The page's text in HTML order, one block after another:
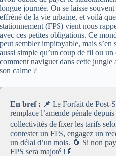
longue journée. On se laisse
effréné de la vie urbaine, et voilà
stationnement (FPS) vient nous
avec ces petites obligations. Ce
peut sembler impitoyable, mais s’en
aussi simple qu’un coup de fil ou
comment naviguer dans cette jungle
son calme ?
En bref : 📌 Le Forfait de Post-
remplace l’amende pénale
collectivités de fixer les tarifs
contester un FPS, engagez un
un délai d’un mois. 🔄 Si non
FPS sera majoré ! 🚦